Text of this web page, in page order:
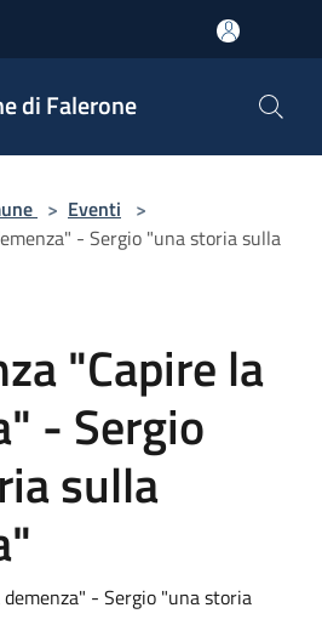
di Falerone
> Eventi >
- Sergio "una storia sulla
"Capire la
- Sergio
sulla
- Sergio "una storia